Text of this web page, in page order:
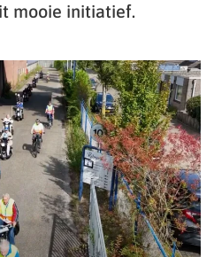
mooie initiatief.